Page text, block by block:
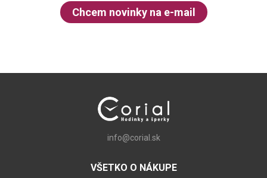
Chcem novinky na e-mail
info@corial.sk
VŠETKO O NÁKUPE